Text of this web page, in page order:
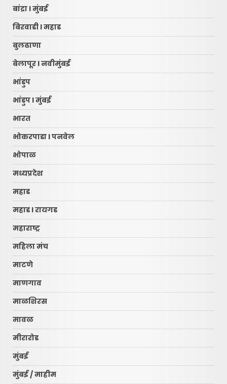
बांद्रा l मुंबई
बिरवाडी l महाड
बुलढाणा
बेलापूर l नवीमुंबई
भांडुप
भांडुप l मुंबई
भारत
भोकरपाडा l पनवेल
भोपाळ
मध्यप्रदेश
महाड
महाड l रायगड
महाराष्ट्र
महिला मंच
माटणे
माणगाव
माळशिरस
मावळ
मीरारोड
मुंबई
मुंबई / माहीम